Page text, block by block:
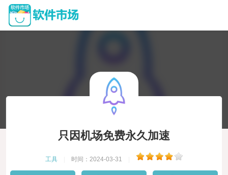
只因机场免费永久加速
工具 时间：2024-03-31